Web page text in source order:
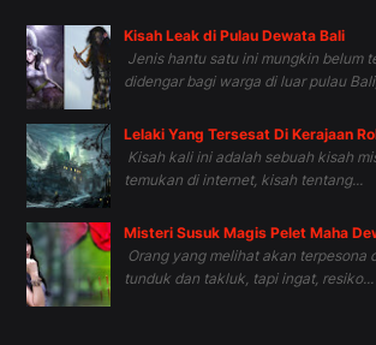
Kisah Leak di Pulau Dewata Bali
Jenis hantu satu ini mungkin belum
didengar bagi warga di luar pulau
Lelaki Yang Tersesat Di Kerajaan
Kisah kali ini adalah sebuah kisah
temukan di internet, kisah tentang...
Misteri Susuk Magis Pelet Maha
Orang yang melihat akan terpesona
tunduk dan takluk, tapi ingat, resiko...